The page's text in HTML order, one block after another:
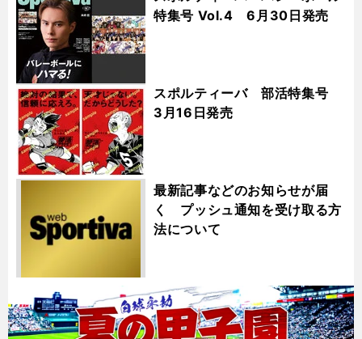
特集号 Vol.4 6月30日発売
スポルティーバ 部活特集号
3月16日発売
最新記事などのお知らせが届
く プッシュ通知を受け取る方
法について